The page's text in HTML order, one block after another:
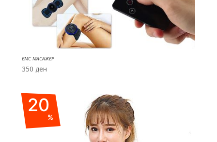
ЕМС МАСАЖЕР
350 ден
20
%